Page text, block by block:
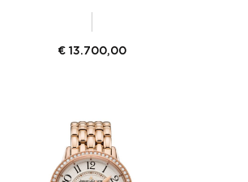
€ 13.700,00